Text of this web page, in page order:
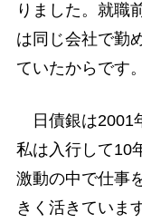
りました。就職
は同じ会社で勤
ていたからです。
日債銀は2001
私は入行して10
激動の中で仕事
きく活きています